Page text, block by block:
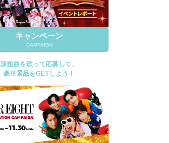
キャンペーン
CAMPAIGN
課題曲を歌って応募して、
豪華景品をGETしよう！